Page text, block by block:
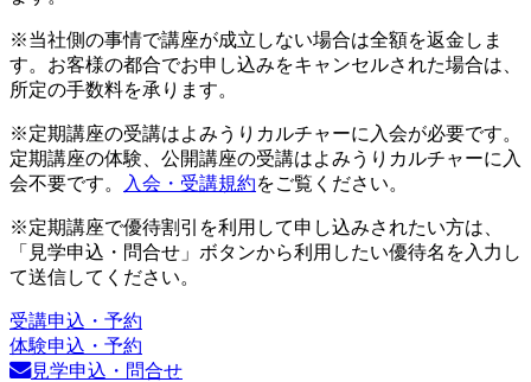
※当社側の事情で講座が成立しない場合は全額を返金しま
す。お客様の都合でお申し込みをキャンセルされた場合は、
所定の手数料を承ります。
※定期講座の受講はよみうりカルチャーに入会が必要です。
定期講座の体験、公開講座の受講はよみうりカルチャーに入
会不要です。
入会・受講規約をご覧ください。
※定期講座で優待割引を利用して申し込みされたい方は、
「見学申込・問合せ」ボタンから利用したい優待名を入力し
て送信してください。
受講申込・予約
体験申込・予約
見学申込・問合せ